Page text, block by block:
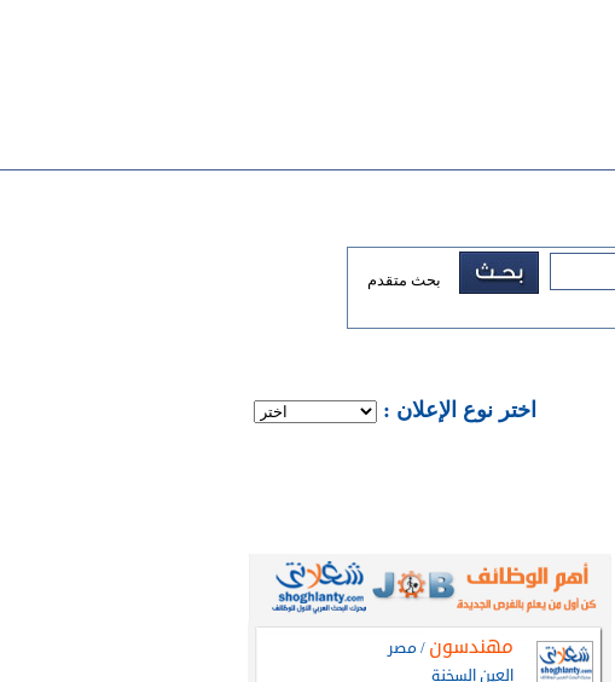
بحث متقدم
: اختر نوع الإعلان